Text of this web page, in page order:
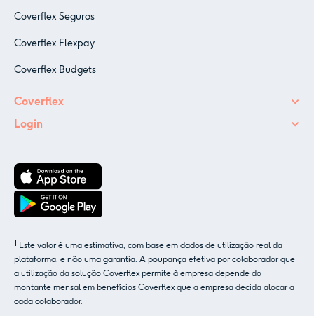
Coverflex Seguros
Coverflex Flexpay
Coverflex Budgets
Coverflex
Login
1 Este valor é uma estimativa, com base em dados de utilização real da
plataforma, e não uma garantia. A poupança efetiva por colaborador que
a utilização da solução Coverflex permite à empresa depende do
montante mensal em benefícios Coverflex que a empresa decida alocar a
cada colaborador.